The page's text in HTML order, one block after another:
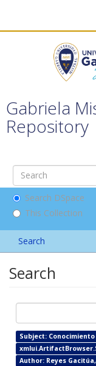
Gabriela
Repository
Search DSpace
This Collection
Search
Search
Subject:
Author: Reyes Gacitúa,